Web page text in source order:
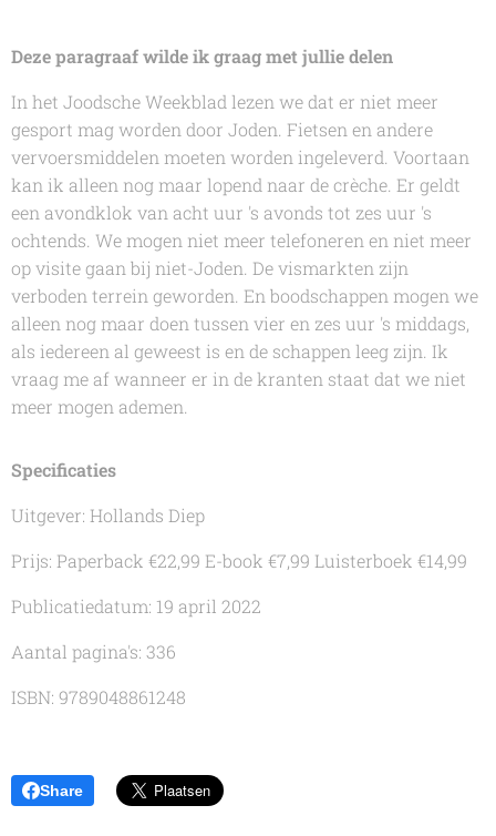
Deze paragraaf wilde ik graag met jullie delen
In het Joodsche Weekblad lezen we dat er niet meer
gesport mag worden door Joden. Fietsen en andere
vervoersmiddelen moeten worden ingeleverd. Voortaan
kan ik alleen nog maar lopend naar de crèche. Er geldt
een avondklok van acht uur 's avonds tot zes uur 's
ochtends. We mogen niet meer telefoneren en niet meer
op visite gaan bij niet-Joden. De vismarkten zijn
verboden terrein geworden. En boodschappen mogen we
alleen nog maar doen tussen vier en zes uur 's middags,
als iedereen al geweest is en de schappen leeg zijn. Ik
vraag me af wanneer er in de kranten staat dat we niet
meer mogen ademen.
Specificaties
Uitgever: Hollands Diep
Prijs: Paperback €22,99 E-book €7,99 Luisterboek €14,99
Publicatiedatum: 19 april 2022
Aantal pagina's: 336
ISBN: 9789048861248
Share